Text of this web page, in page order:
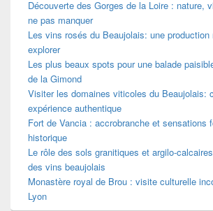
Découverte des Gorges de la Loire : nature,
ne pas manquer
Les vins rosés du Beaujolais: une production
explorer
Les plus beaux spots pour une balade
de la Gimond
Visiter les domaines viticoles du Beaujolais:
expérience authentique
Fort de Vancia : accrobranche et sensations
historique
Le rôle des sols granitiques et argilo-
des vins beaujolais
Monastère royal de Brou : visite culturelle
Lyon